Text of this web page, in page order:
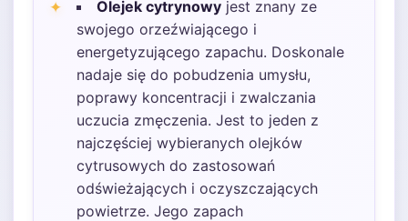
Olejek cytrynowy jest znany ze
swojego orzeźwiającego i
energetyzującego zapachu. Doskonale
nadaje się do pobudzenia umysłu,
poprawy koncentracji i zwalczania
uczucia zmęczenia. Jest to jeden z
najczęściej wybieranych olejków
cytrusowych do zastosowań
odświeżających i oczyszczających
powietrze. Jego zapach